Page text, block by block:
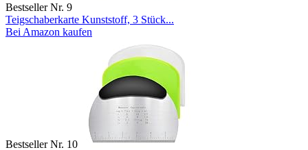
Bestseller Nr. 9
Teigschaberkarte Kunststoff, 3 Stück...
Bei Amazon kaufen
Bestseller Nr. 10